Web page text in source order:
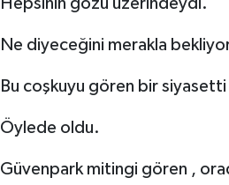
Ne diyeceğini merakla
Bu coşkuyu gören bir
Öylede oldu.
Güvenpark mitingi gören ,